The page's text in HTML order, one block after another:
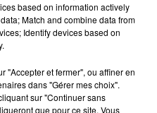
based on information actively
Match and combine data from
Identify devices based on
"Accepter et fermer", ou affiner en
dans "Gérer mes choix".
sur "Continuer sans
que pour ce site. Vous